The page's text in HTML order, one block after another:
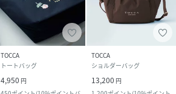
TOCCA
トートバッグ
4,950 円
TOCCA
ショルダーバッグ
13,200 円